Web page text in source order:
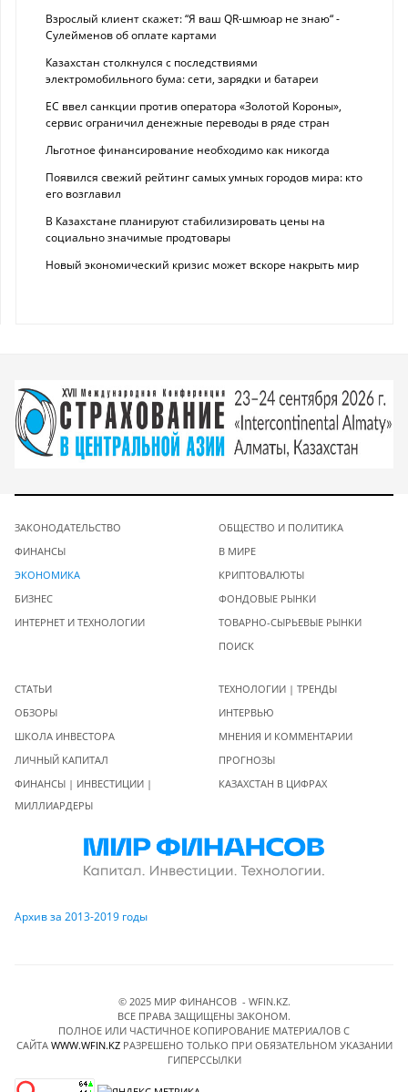
Взрослый клиент скажет: “Я ваш QR-шмюар не знаю“ -
Сулейменов об оплате картами
Казахстан столкнулся с последствиями
электромобильного бума: сети, зарядки и батареи
ЕС ввел санкции против оператора «Золотой Короны»,
сервис ограничил денежные переводы в ряде стран
Льготное финансирование необходимо как никогда
Появился свежий рейтинг самых умных городов мира: кто
его возглавил
В Казахстане планируют стабилизировать цены на
социально значимые продтовары
Новый экономический кризис может вскоре накрыть мир
ЗАКОНОДАТЕЛЬСТВО
ФИНАНСЫ
ЭКОНОМИКА
БИЗНЕС
ИНТЕРНЕТ И ТЕХНОЛОГИИ
ОБЩЕСТВО И ПОЛИТИКА
В МИРЕ
КРИПТОВАЛЮТЫ
ФОНДОВЫЕ РЫНКИ
ТОВАРНО-СЫРЬЕВЫЕ РЫНКИ
ПОИСК
СТАТЬИ
ОБЗОРЫ
ШКОЛА ИНВЕСТОРА
ЛИЧНЫЙ КАПИТАЛ
ФИНАНСЫ | ИНВЕСТИЦИИ |
МИЛЛИАРДЕРЫ
ТЕХНОЛОГИИ | ТРЕНДЫ
ИНТЕРВЬЮ
МНЕНИЯ И КОММЕНТАРИИ
ПРОГНОЗЫ
КАЗАХСТАН В ЦИФРАХ
Архив за 2013-2019 годы
© 2025 МИР ФИНАНСОВ - WFIN.KZ.
ВСЕ ПРАВА ЗАЩИЩЕНЫ ЗАКОНОМ.
ПОЛНОЕ ИЛИ ЧАСТИЧНОЕ КОПИРОВАНИЕ МАТЕРИАЛОВ C
САЙТА WWW.WFIN.KZРАЗРЕШЕНО ТОЛЬКО ПРИ ОБЯЗАТЕЛЬНОМ УКАЗАНИИ
ГИПЕРССЫЛКИ